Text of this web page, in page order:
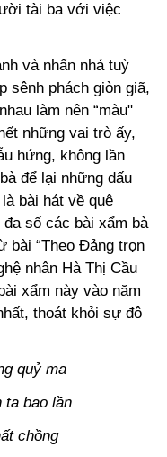
tài ba với việc
và nhấn nhả tuỳ
sênh phách giòn giã,
làm nên “màu"
những vai trò ấy,
hứng, không lần
để lại những dấu
bài hát về quê
số các bài xẩm bà
bài “Theo Đảng trọn
nhân Hà Thị Cầu
xẩm này vào năm
thoát khỏi sự đô
quỷ ma
ta bao lần
chồng